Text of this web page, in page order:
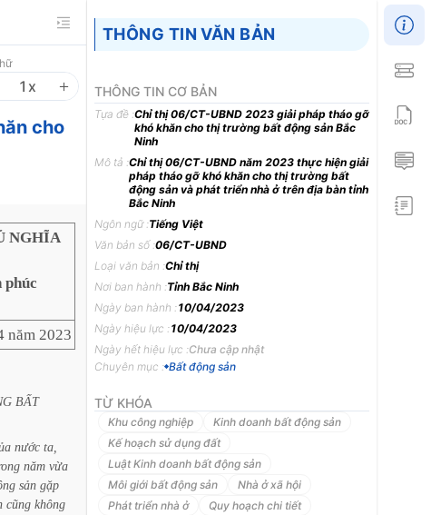
1 x
cho
NGHĨA
phúc
năm 2023
BẤT
nước ta,
năm vừa
sản gặp
cũng không
THÔNG TIN VĂN BẢN
THÔNG TIN CƠ BẢN
Tựa đề :Chỉ thị 06/CT-UBND 2023 giải pháp tháo gỡ
khó khăn cho thị trường bất động sản Bắc
Ninh
Mô tả :Chỉ thị 06/CT-UBND năm 2023 thực hiện giải
pháp tháo gỡ khó khăn cho thị trường bất
động sản và phát triển nhà ở trên địa bàn tỉnh
Bắc Ninh
Ngôn ngữ :Tiếng Việt
Văn bản số :06/CT-UBND
Loại văn bản :Chỉ thị
Nơi ban hành :Tỉnh Bắc Ninh
Ngày ban hành :10/04/2023
Ngày hiệu lực :10/04/2023
Ngày hết hiệu lực :Chưa cập nhật
Chuyên mục : Bất động sản
TỪ KHÓA
Khu công nghiệp
Kinh doanh bất động sản
Kế hoạch sử dụng đất
Luật Kinh doanh bất động sản
Môi giới bất động sản
Nhà ở xã hội
Phát triển nhà ở
Quy hoạch chi tiết